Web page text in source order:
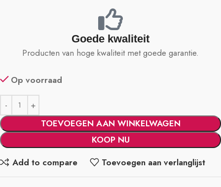
Goede kwaliteit
Producten van hoge kwaliteit met goede garantie.
Op voorraad
TOEVOEGEN AAN WINKELWAGEN
KOOP NU
Add to compare
Toevoegen aan verlanglijst